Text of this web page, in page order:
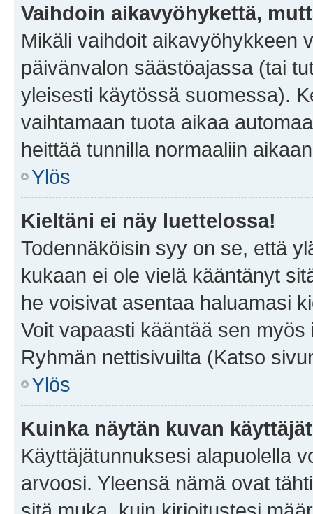
Vaihdoin aikavyöhykettä,
Mikäli vaihdoit aikavyöhykkeen
päivänvalon säästöajassa (tai
yleisesti käytössä suomessa).
vaihtamaan tuota aikaa
heittää tunnilla normaaliin
Ylös
Kieltäni ei näy luettelossa!
Todennäköisin syy on se, että
kukaan ei ole vielä kääntänyt
he voisivat asentaa haluamasi
Voit vapaasti kääntää sen
Ryhmän nettisivuilta (Katso
Ylös
Kuinka näytän kuvan
Käyttäjätunnuksesi alapuolella
arvoosi. Yleensä nämä ovat